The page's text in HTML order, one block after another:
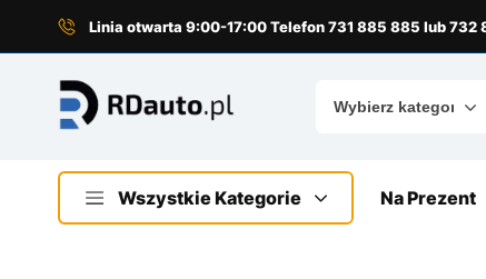
Linia otwarta 9:00-17:00 Telefon 731 885 885 lub 732
Wszystkie Kategorie Na Prezent